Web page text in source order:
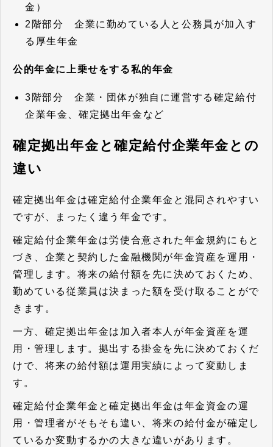
金）
2階部分 企業に勤めている人と公務員が加入す
る厚生年金
公的年金に上乗せをする私的年金
3階部分 企業・団体が独自に運営する確定給付
企業年金、確定拠出年金など
確定拠出年金と確定給付企業年金との
違い
確定拠出年金は確定給付企業年金と混同されやすい
ですが、まったく違う年金です。
確定給付企業年金は労使合意された年金規約にもと
づき、企業と契約した金融機関が年金資産を運用・
管理します。将来の給付額を先に決めておくため、
勤めている従業員は決まった額を受け取ることがで
きます。
一方、確定拠出年金は加入者本人が年金資産を運
用・管理します。拠出する掛金を先に決めておくだ
けで、将来の給付額は運用実績によって変動しま
す。
確定給付企業年金と確定拠出年金は年金資金の運
用・管理者がそもそも違い、将来の給付金が確定し
ているか変動するかの大きな違いがあります。